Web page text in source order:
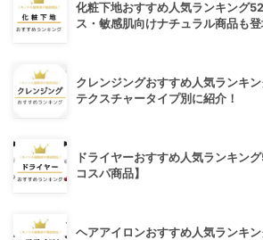
化粧下地おすすめ人気ランキング
ス・敏感肌向けナチュラル商品も登
クレンジングおすすめ人気ランキ
テクスチャータイプ別に紹介！
ドライヤーおすすめ人気ランキン
コスパ商品】
ヘアアイロンおすすめ人気ランキ